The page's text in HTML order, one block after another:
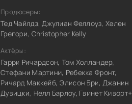
Продюсеры:
Тед Чайлдз, Джулиан Феллоуз, Хелен
Грегори, Christopher Kelly
Актёры:
Гарри Ричардсон, Том Холландер,
Стефани Мартини, Ребекка Фронт,
Ричард Маккейб, Элисон Бри, Джанин
Дувицки, Нелл Барлоу, Гвинет Киворт+